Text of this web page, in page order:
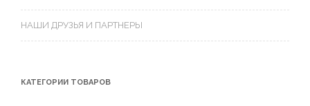
НАШИ ДРУЗЬЯ И ПАРТНЕРЫ
КАТЕГОРИИ ТОВАРОВ